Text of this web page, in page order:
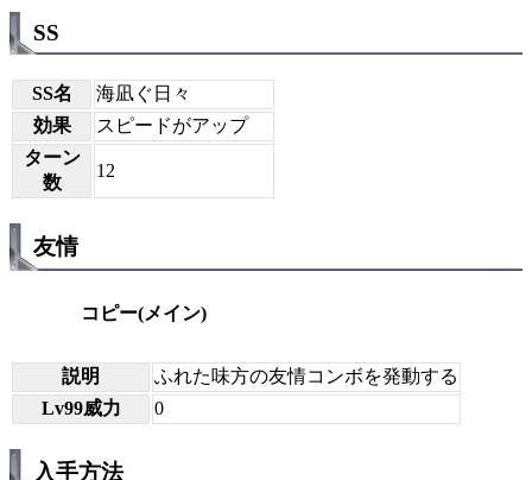
SS
SS名
海凪ぐ日々
効果
スピードがアップ
ターン
数
12
友情
コピー(メイン)
説明
ふれた味方の友情コンボを発動する
Lv99威力
0
入手方法